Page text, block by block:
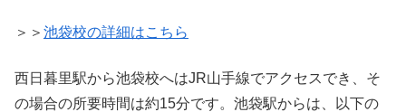
＞＞ 池袋校の詳細はこちら
西日暮里駅から池袋校へはJR山手線でアクセスでき、そ
の場合の所要時間は約15分です。池袋駅からは、以下の